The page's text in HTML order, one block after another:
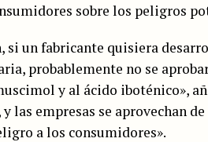
sobre los peligros
si un fabricante quisiera
probablemente no se
y al ácido iboténico»,
y las empresas se aprovechan
a los consumidores».